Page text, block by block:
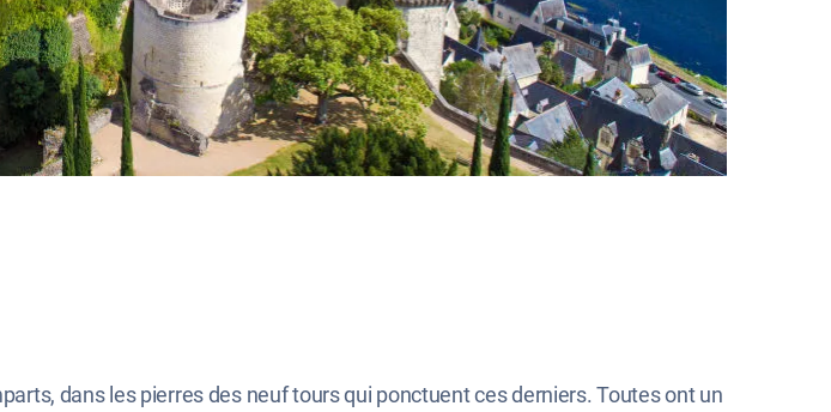
dans les pierres des neuf tours qui ponctuent ces derniers. Toutes ont un